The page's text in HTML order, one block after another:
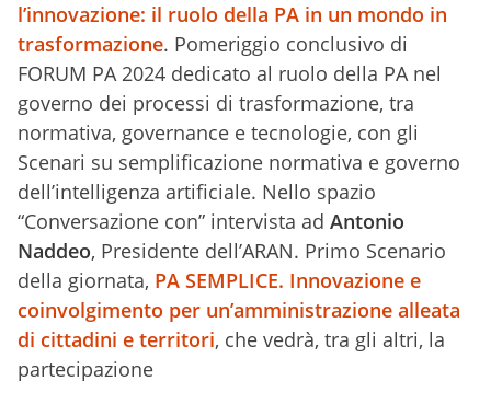
l’innovazione: il ruolo della PA in un mondo in
trasformazione. Pomeriggio conclusivo di
FORUM PA 2024 dedicato al ruolo della PA nel
governo dei processi di trasformazione, tra
normativa, governance e tecnologie, con gli
Scenari su semplificazione normativa e governo
dell’intelligenza artificiale. Nello spazio
“Conversazione con” intervista ad Antonio
Naddeo, Presidente dell’ARAN. Primo Scenario
della giornata, PA SEMPLICE. Innovazione e
coinvolgimento per un’amministrazione alleata
di cittadini e territori, che vedrà, tra gli altri, la
partecipazione